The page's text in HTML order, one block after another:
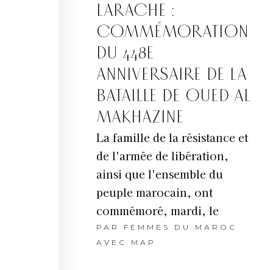
LARACHE :
COMMÉMORATION
DU 448E
ANNIVERSAIRE DE LA
BATAILLE DE OUED AL
MAKHAZINE
La famille de la résistance et
de l'armée de libération,
ainsi que l'ensemble du
peuple marocain, ont
commémoré, mardi, le
PAR FEMMES DU MAROC
AVEC MAP